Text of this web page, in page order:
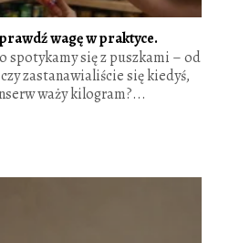
wagę w praktyce.
spotykamy się z puszkami – od
zastanawialiście się kiedyś,
waży kilogram?...